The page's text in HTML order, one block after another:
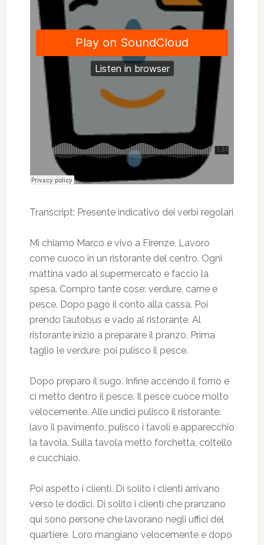
Transcript: Presente indicativo dei verbi regolari
Mi chiamo Marco e vivo a Firenze. Lavoro
come cuoco in un ristorante del centro. Ogni
mattina vado al supermercato e faccio la
spesa. Compro tante cose: verdure, carne e
pesce. Dopo pago il conto alla cassa. Poi
prendo l’autobus e vado al ristorante. Al
ristorante inizio a preparare il pranzo. Prima
taglio le verdure, poi pulisco il pesce.
Dopo preparo il sugo. Infine accendo il forno e
ci metto dentro il pesce. Il pesce cuoce molto
velocemente. Alle undici pulisco il ristorante:
lavo il pavimento, pulisco i tavoli e apparecchio
la tavola. Sulla tavola metto forchetta, coltello
e cucchiaio.
Poi aspetto i clienti. Di solito i clienti arrivano
verso le dodici. Di solito i clienti che pranzano
qui sono persone che lavorano negli uffici del
quartiere. Loro mangiano velocemente e dopo